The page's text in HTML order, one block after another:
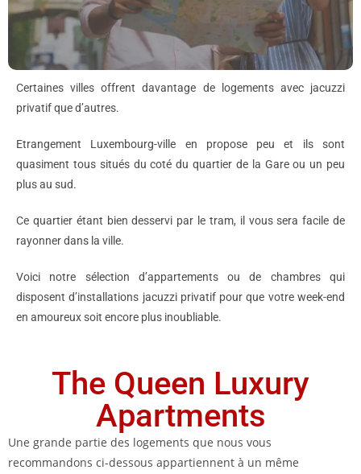
Certaines villes offrent davantage de logements avec jacuzzi
privatif que d’autres.
Etrangement Luxembourg-ville en propose peu et ils sont
quasiment tous situés du coté du quartier de la Gare ou un peu
plus au sud.
Ce quartier étant bien desservi par le tram, il vous sera facile de
rayonner dans la ville.
Voici notre sélection d’appartements ou de chambres qui
disposent d’installations jacuzzi privatif pour que votre week-end
en amoureux soit encore plus inoubliable.
The Queen Luxury
Apartments
Une grande partie des logements que nous vous
recommandons ci-dessous appartiennent à un même